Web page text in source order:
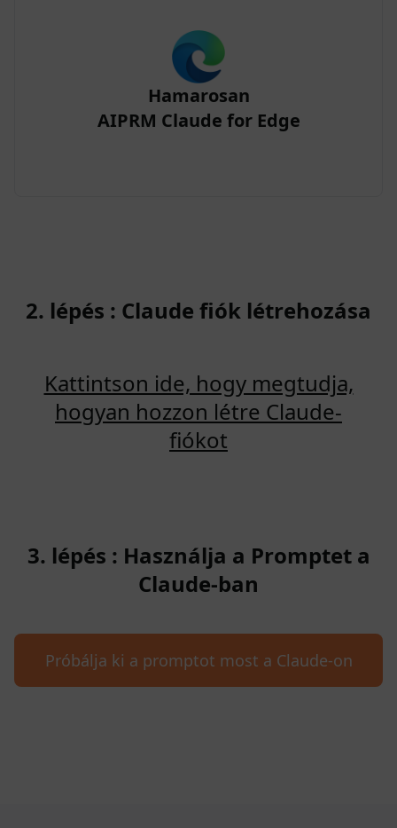
Hamarosan
AIPRM Claude for Edge
2. lépés : Claude fiók létrehozása
Kattintson ide, hogy megtudja,
hogyan hozzon létre Claude-
fiókot
3. lépés : Használja a Promptet a
Claude-ban
Próbálja ki a promptot most a Claude-on